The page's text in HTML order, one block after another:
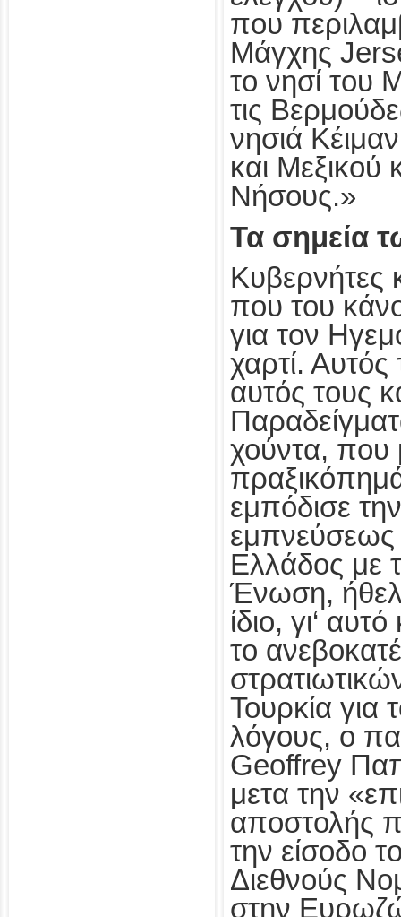
που
Μάγχης
το νησί του
τις
νησιά
και Μεξικού
Νήσους.»
Τα σημεία
Kυβερνήτες
που του
για τον
χαρτί. Αυτός
αυτός τους
χούντα, που
εμπόδισε
εμπνεύσεως
Ελλάδος με
Ένωση,
ίδιο, γι‘
το
Τουρκία για
λόγους, ο
Geoffrey
μετα την
αποστολής
την είσοδο
Διεθνούς
στην